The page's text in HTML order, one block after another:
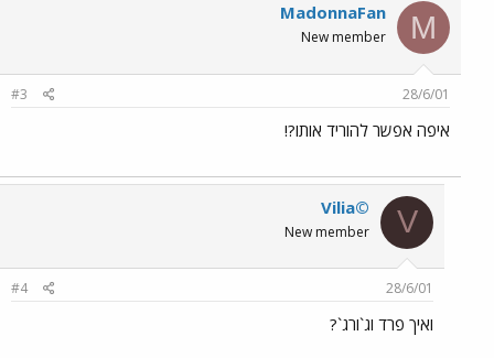
M
MadonnaFan
New member
28/6/01
#3
איפה אפשר להוריד אותו?!
V
Vilia©
New member
28/6/01
#4
ואיך פרד וג`ורג`?